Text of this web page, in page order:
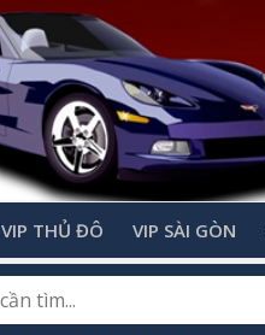
VIP THỦ ĐÔ VIP SÀI GÒN